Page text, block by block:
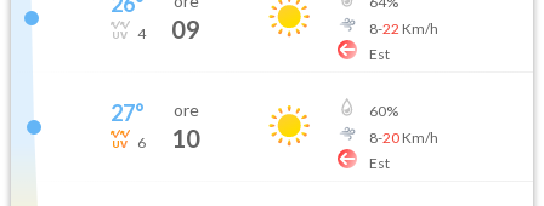
4 09
8-22 Km/h
Est
27°
6
ore
10
60%
8-20Km/h
Est